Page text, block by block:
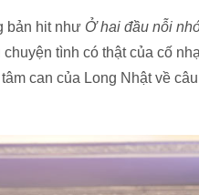
bản hit như Ở hai đầu nỗi
chuyện tình có thật của cố
can của Long Nhật về